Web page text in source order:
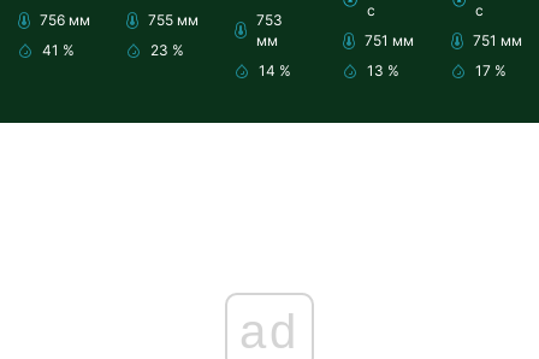
756 мм
41 %
755 мм
23 %
753
мм
14 %
с
751 мм
13 %
с
751 мм
17 %
ad